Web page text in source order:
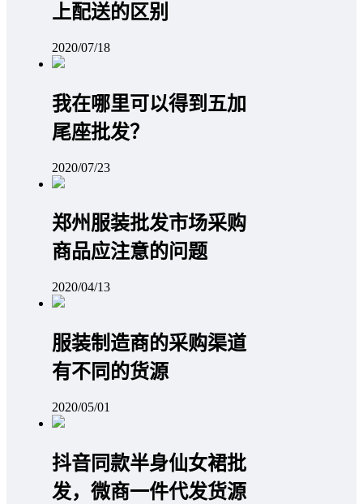
上配送的区别
2020/07/18
我在哪里可以得到五加
尾座批发？
2020/07/23
郑州服装批发市场采购
商品应注意的问题
2020/04/13
服装制造商的采购渠道
有不同的货源
2020/05/01
抖音同款半身仙女裙批
发，微商一件代发货源